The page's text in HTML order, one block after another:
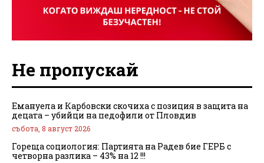
Не пропускай
Емануела и Карбовски скочиха с позиция в защита на
децата – убийци на педофили от Пловдив
събота, 8 август 2026
Гореща социология: Партията на Радев бие ГЕРБ с
четворна разлика – 43% на 12 !!!